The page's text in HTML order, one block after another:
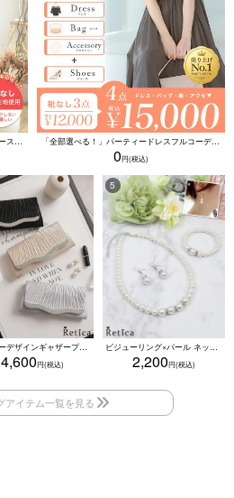
ラメなし ロングドレス 体型カバー ワンピース 敏感肌対応 結婚式 二次会 お呼ばれ 大人 上品 (Sサイズ～5Lサイズ) 「全部選べる！」パーティードレスフルコーデセット (ドレス1点＋バッグ1点＋アクセ1点+靴1足/4点15000円(税込)/靴なしで12000円(税込))
0
ビジューデザインギャザープリーツ入り2wayバッグ(ベージュ/シルバー/ブラック)
4,600
ビジューリング×パール ネックレス・ブレスレット・ピアス 3点セット（ホワイト）
2,200